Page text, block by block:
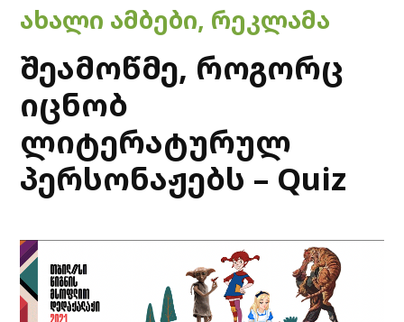
POSTED
IN
ᲐᲮᲐᲚᲘ ᲐᲛᲑᲔᲑᲘ, ᲠᲔᲙᲚᲐᲛᲐ
შეამოწმე, როგორც
იცნობ
ლიტერატურულ
პერსონაჟებს – Quiz